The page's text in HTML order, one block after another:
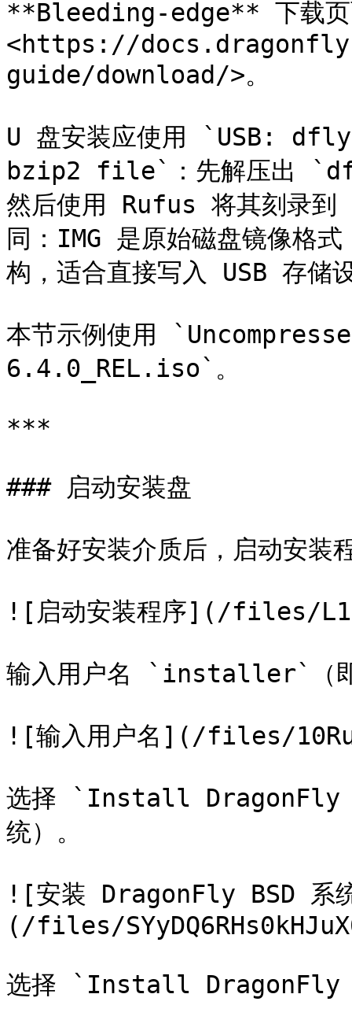
**Bleeding-edge** 下载页
<https://
guide/download/>。
U 盘安装应使用 `USB:
bzip2 file`：先解压出
然后使用 Rufus 将其刻录
同：IMG 是原始磁盘镜像格
构，适合直接写入 USB 存储
本节示例使用
6.4.0_REL.iso`。
***
### 启动安装盘
准备好安装介质后，启动安装
![启动安装程序](/files/
输入用户名 `installer`（即
![输入用户名](/files/
选择 `Install DragonFly
统）。
![安装 DragonFly BSD 系
(/files/
选择 `Install DragonFly